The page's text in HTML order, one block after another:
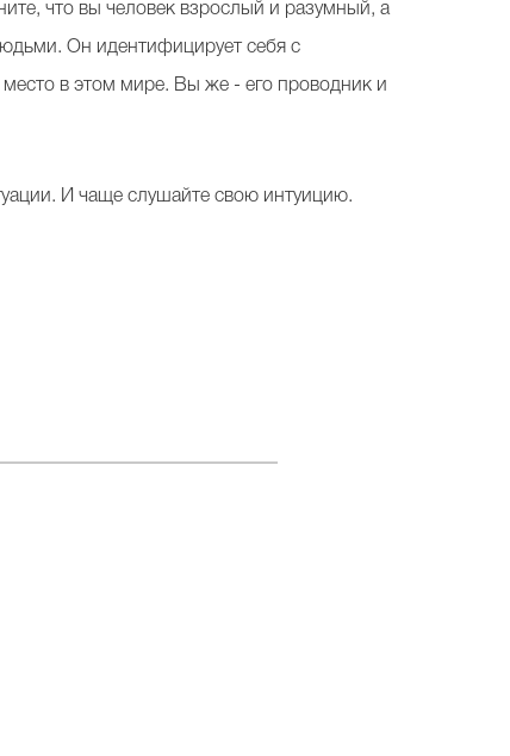
что вы человек взрослый и разумный, а
Он идентифицирует себя с
в этом мире. Вы же - его проводник и
И чаще слушайте свою интуицию.